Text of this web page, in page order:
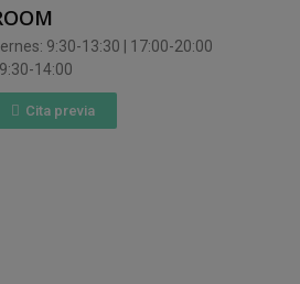
9:30-13:30 | 17:00-20:00
14:00
Cita previa